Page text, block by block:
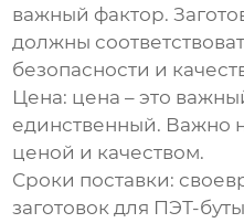
важный фактор.
должны
безопасности и
Цена: цена – это
единственный. Важно
ценой и качеством.
Сроки поставки:
заготовок для ПЭТ-